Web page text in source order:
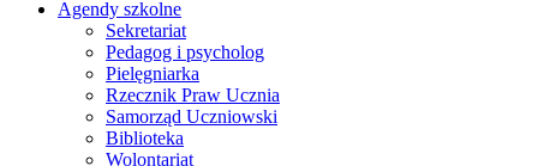
Agendy szkolne
Sekretariat
Pedagog i psycholog
Pielęgniarka
Rzecznik Praw Ucznia
Samorząd Uczniowski
Biblioteka
Wolontariat